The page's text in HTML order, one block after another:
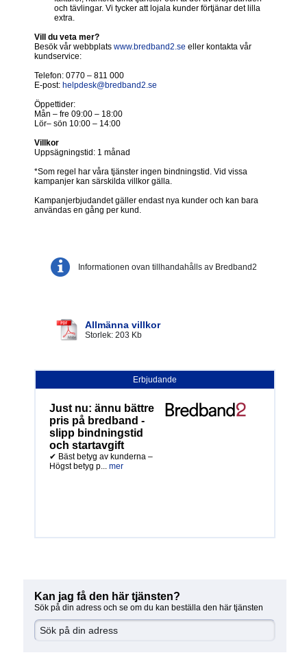
och tävlingar. Vi tycker att lojala kunder förtjänar det lilla
extra.
Vill du veta mer?
Besök vår webbplats www.bredband2.se eller kontakta vår
kundservice:
Telefon: 0770 – 811 000
E-post: helpdesk@bredband2.se
Öppettider:
Mån – fre 09:00 – 18:00
Lör– sön 10:00 – 14:00
Villkor
Uppsägningstid: 1 månad
*Som regel har våra tjänster ingen bindningstid. Vid vissa
kampanjer kan särskilda villkor gälla.
Kampanjerbjudandet gäller endast nya kunder och kan bara
användas en gång per kund.
Informationen ovan tillhandahålls av Bredband2
Allmänna villkor
Storlek: 203 Kb
Erbjudande
Just nu: ännu bättre
pris på bredband -
slipp bindningstid
och startavgift
✔ Bäst betyg av kunderna –
Högst betyg p... mer
Kan jag få den här tjänsten?
Sök på din adress och se om du kan beställa den här tjänsten